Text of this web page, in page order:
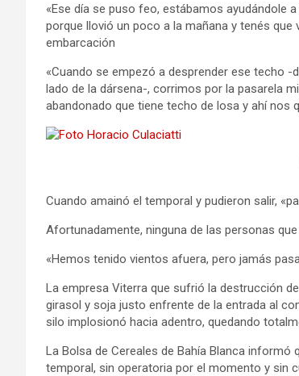
«Ese día se puso feo, estábamos ayudándole
porque llovió un poco a la mañana y tenés
embarcación
«Cuando se empezó a desprender ese techo
lado de la dársena-, corrimos por la pasarela
abandonado que tiene techo de losa y ahí nos
Cuando amainó el temporal y pudieron salir,
Afortunadamente, ninguna de las personas
«Hemos tenido vientos afuera, pero jamás
La empresa Viterra que sufrió la destrucción
girasol y soja justo enfrente de la entrada al
silo implosionó hacia adentro, quedando
La Bolsa de Cereales de Bahía Blanca
temporal, sin operatoria por el momento y sin